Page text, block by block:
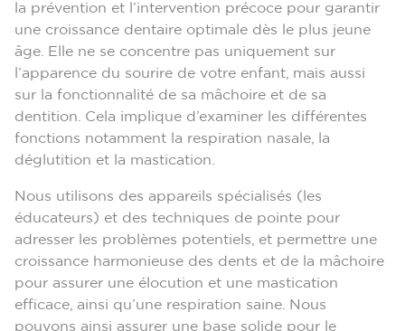
la prévention et l’intervention précoce pour garantir
une croissance dentaire optimale dès le plus jeune
âge. Elle ne se concentre pas uniquement sur
l’apparence du sourire de votre enfant, mais aussi
sur la fonctionnalité de sa mâchoire et de sa
dentition. Cela implique d’examiner les différentes
fonctions notamment la respiration nasale, la
déglutition et la mastication.
Nous utilisons des appareils spécialisés (les
éducateurs) et des techniques de pointe pour
adresser les problèmes potentiels, et permettre une
croissance harmonieuse des dents et de la mâchoire
pour assurer une élocution et une mastication
efficace, ainsi qu’une respiration saine. Nous
pouvons ainsi assurer une base solide pour le